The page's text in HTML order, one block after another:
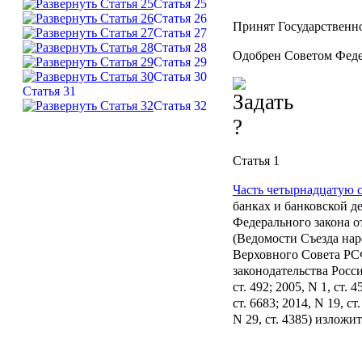
Статья 25
Статья 26
Статья 27
Статья 28
Статья 29
Статья 30
Статья 31
Статья 32
Принят
Одобрен Советом
Статья 1
Часть четырнадцатую
банках и банковской
Федерального закона
(Ведомости Съезда
Верховного Совета
законодательства
ст. 492; 2005, N 1, ст.
ст. 6683; 2014, N 19,
N 29, ст. 4385)